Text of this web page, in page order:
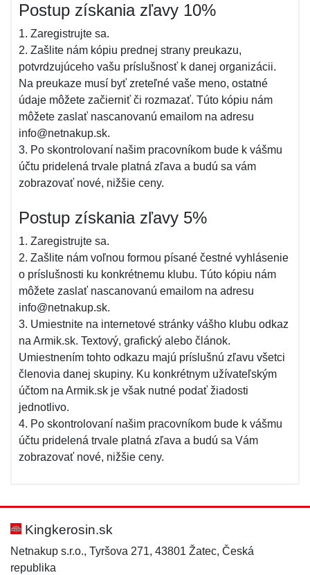
Postup získania zľavy 10%
1. Zaregistrujte sa.
2. Zašlite nám kópiu prednej strany preukazu,
potvrdzujúceho vašu príslušnosť k danej organizácii.
Na preukaze musí byť zreteľné vaše meno, ostatné
údaje môžete začierniť či rozmazať. Túto kópiu nám
môžete zaslať nascanovanú emailom na adresu
info@netnakup.sk.
3. Po skontrolovaní našim pracovníkom bude k vášmu
účtu pridelená trvale platná zľava a budú sa vám
zobrazovať nové, nižšie ceny.
Postup získania zľavy 5%
1. Zaregistrujte sa.
2. Zašlite nám voľnou formou písané čestné vyhlásenie
o príslušnosti ku konkrétnemu klubu. Túto kópiu nám
môžete zaslať nascanovanú emailom na adresu
info@netnakup.sk.
3. Umiestnite na internetové stránky vášho klubu odkaz
na Armik.sk. Textový, grafický alebo článok.
Umiestnením tohto odkazu majú príslušnú zľavu všetci
členovia danej skupiny. Ku konkrétnym užívateľským
účtom na Armik.sk je však nutné podať žiadosti
jednotlivo.
4. Po skontrolovaní našim pracovníkom bude k vášmu
účtu pridelená trvale platná zľava a budú sa Vám
zobrazovať nové, nižšie ceny.
Kingkerosin.sk
Netnakup s.r.o., Tyršova 271, 43801 Žatec, Česká
republika